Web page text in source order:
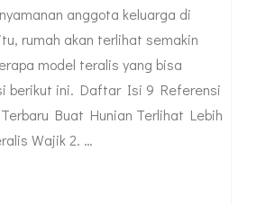
anggota keluarga di
rumah akan terlihat semakin
model teralis yang bisa
berikut ini. Daftar Isi 9 Referensi
Buat Hunian Terlihat Lebih
Wajik 2. …